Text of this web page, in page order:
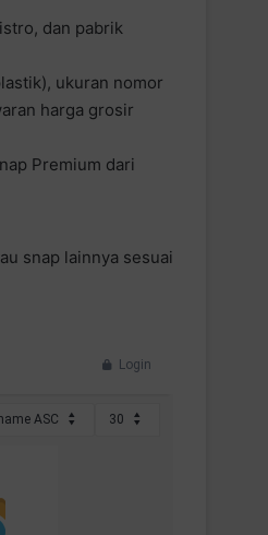
dan pabrik
ukuran nomor
harga grosir
Premium dari
snap lainnya sesuai